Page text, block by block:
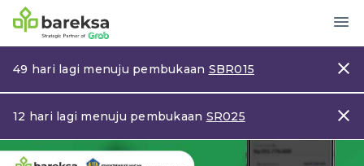
49 hari lagi menuju pembukaan SBR015
12 hari lagi menuju pembukaan SR025